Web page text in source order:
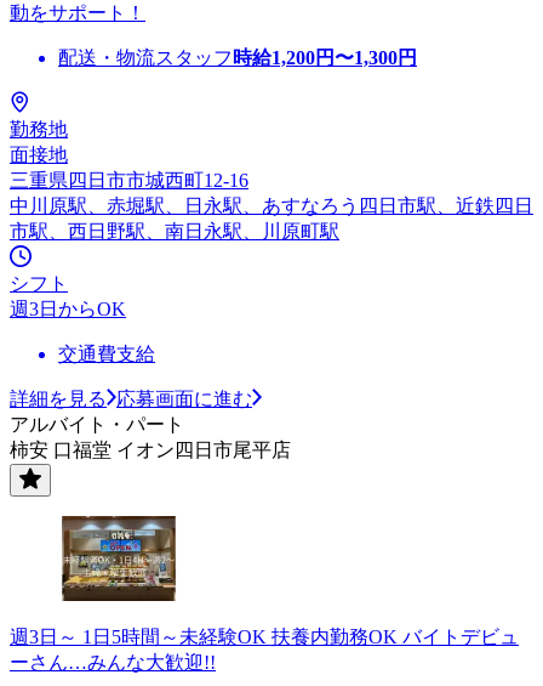
動をサポート！
配送・物流スタッフ 時給1,200円〜1,300円
勤務地
面接地
三重県四日市市城西町12-16
中川原駅、赤堀駅、日永駅、あすなろう四日市駅、近鉄四日
市駅、西日野駅、南日永駅、川原町駅
シフト
週3日からOK
交通費支給
詳細を見る
応募画面に進む
アルバイト・パート
柿安 口福堂 イオン四日市尾平店
週3日～ 1日5時間～未経験OK 扶養内勤務OK バイトデビュ
ーさん…みんな大歓迎!!